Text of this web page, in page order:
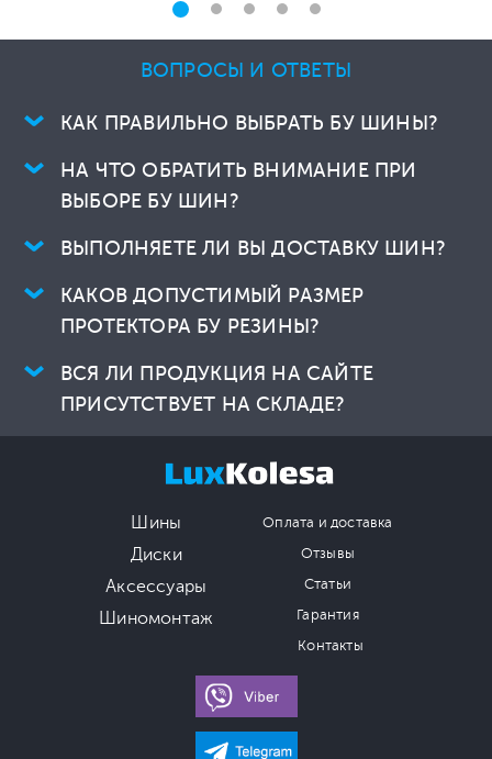
ВОПРОСЫ И ОТВЕТЫ
КАК ПРАВИЛЬНО ВЫБРАТЬ БУ ШИНЫ?
НА ЧТО ОБРАТИТЬ ВНИМАНИЕ ПРИ
ВЫБОРЕ БУ ШИН?
ВЫПОЛНЯЕТЕ ЛИ ВЫ ДОСТАВКУ ШИН?
КАКОВ ДОПУСТИМЫЙ РАЗМЕР
ПРОТЕКТОРА БУ РЕЗИНЫ?
ВСЯ ЛИ ПРОДУКЦИЯ НА САЙТЕ
ПРИСУТСТВУЕТ НА СКЛАДЕ?
Шины
Диски
Аксессуары
Шиномонтаж
Оплата и доставка
Отзывы
Статьи
Гарантия
Контакты